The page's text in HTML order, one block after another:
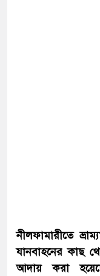
নীলফামারীতে
যানবাহনের কাছ
আদায় করা